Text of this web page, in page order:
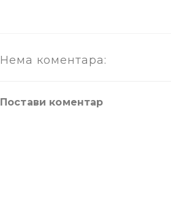
Нема коментара:
Постави коментар